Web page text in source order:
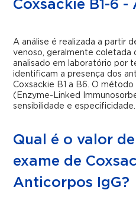
Coxsackie B1-6
A análise é realizada a partir
venoso, geralmente coletada
analisado em laboratório por
identificam a presença dos
Coxsackie B1 a B6. O
(Enzyme-Linked
sensibilidade e especificidade.
Qual é o valor
exame de
Anticorpos IgG?